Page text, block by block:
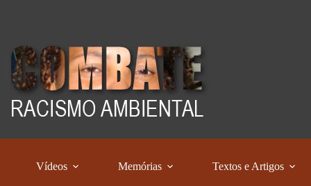
Vídeos Memórias Textos e Artigos